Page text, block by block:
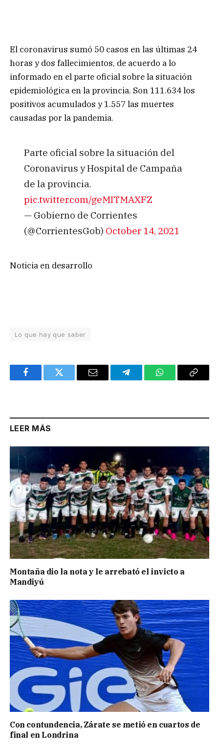
El coronavirus sumó 50 casos en las últimas 24
horas y dos fallecimientos, de acuerdo a lo
informado en el parte oficial sobre la situación
epidemiológica en la provincia. Son 111.634 los
positivos acumulados y 1.557 las muertes
causadas por la pandemia.
Parte oficial sobre la situación del
Coronavirus y Hospital de Campaña
de la provincia.
pic.twitter.com/geMITMAXFZ
— Gobierno de Corrientes
(@CorrientesGob) October 14, 2021
Noticia en desarrollo
Lo que hay que saber
FacebookTwitter Email TelegramWhatsAppCopy
LEER MÁS
Montaña dio la nota y le arrebató el invicto a
Mandiyú
Con contundencia, Zárate se metió en cuartos de
final en Londrina